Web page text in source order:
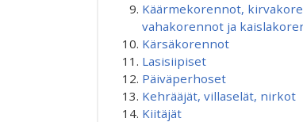
Käärmekorennot,
vahakorennot ja
Kärsäkorennot
Lasisiipiset
Päiväperhoset
Kehrääjät, villaselät, nirkot
Kiitäjät